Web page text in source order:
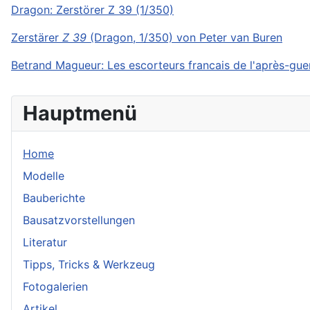
Hauptmenü
Home
Modelle
Bauberichte
Bausatzvorstellungen
Literatur
Tipps, Tricks & Werkzeug
Fotogalerien
Dragon: Zerstörer Z 39 (1/350)
Zerstärer Z 39 (Dragon, 1/350) von Peter van Buren
Betrand Magueur: Les escorteurs francais de l'après-